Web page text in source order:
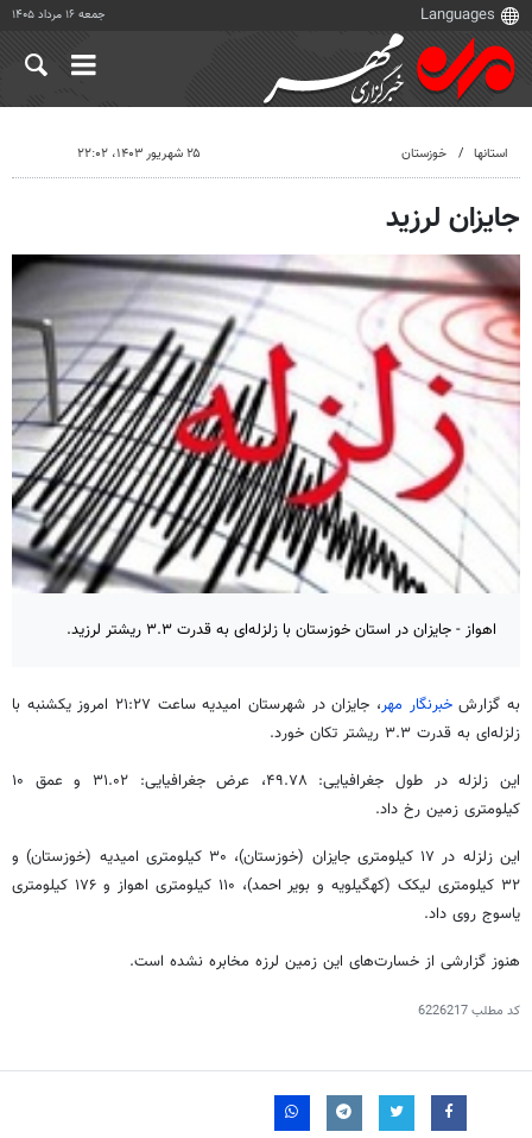
جمعه ۱۶ مرداد ۱۴۰۵
استانها خوزستان ۲۵ شهریور ۱۴۰۳، ۲۲:۰۲
جایزان لرزید
اهواز - جایزان در استان خوزستان با زلزله‌ای به قدرت ۳.۳ ریشتر لرزید.
به گزارشخبرنگار مهر
، جایزان در شهرستان امیدیه ساعت ۲۱:۲۷ امروز یکشنبه با
زلزله‌ای به قدرت ۳.۳ ریشتر
تکان خورد.
این زلزله در طول جغرافیایی: ۴۹.۷۸، عرض جغرافیایی: ۳۱.۰۲ و عمق ۱۰
کیلومتری زمین رخ داد.
این زلزله در ۱۷ کیلومتری جایزان (خوزستان)، ۳۰ کیلومتری امیدیه (خوزستان) و
۳۲ کیلومتری
لیکک(کهگیلویه و بویر
احمد)، ۱۱۰ کیلومتری اهواز و ۱۷۶ کیلومتری
یاسوج روی داد.
هنوز گزارشی از خسارت‌های این زمین لرزه مخابره نشده است.
کد مطلب6226217